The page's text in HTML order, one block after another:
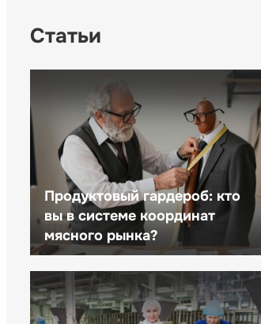
Статьи
Продуктовый гардероб: кто
вы в системе координат
мясного рынка?